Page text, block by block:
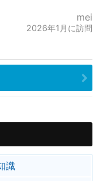
mei
2026年1月に訪問
識